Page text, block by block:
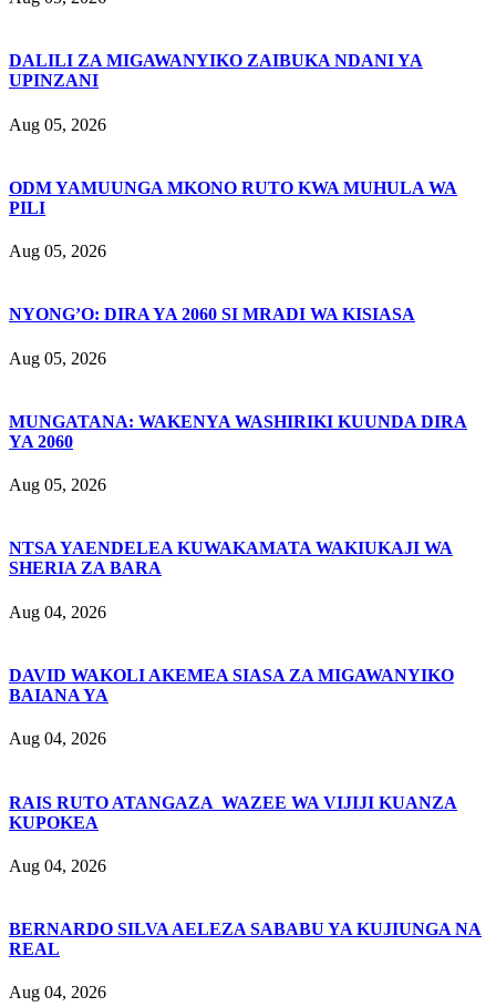
DALILI ZA MIGAWANYIKO ZAIBUKA NDANI YA
UPINZANI
Aug 05, 2026
ODM YAMUUNGA MKONO RUTO KWA MUHULA WA
PILI
Aug 05, 2026
NYONG’O: DIRA YA 2060 SI MRADI WA KISIASA
Aug 05, 2026
MUNGATANA: WAKENYA WASHIRIKI KUUNDA DIRA
YA 2060
Aug 05, 2026
NTSA YAENDELEA KUWAKAMATA WAKIUKAJI WA
SHERIA ZA BARA
Aug 04, 2026
DAVID WAKOLI AKEMEA SIASA ZA MIGAWANYIKO
BAIANA YA
Aug 04, 2026
RAIS RUTO ATANGAZA WAZEE WA VIJIJI KUANZA
KUPOKEA
Aug 04, 2026
BERNARDO SILVA AELEZA SABABU YA KUJIUNGA NA
REAL
Aug 04, 2026